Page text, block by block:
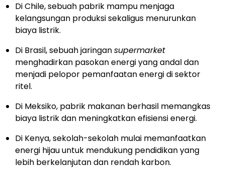
Di Chile, sebuah pabrik mampu menjaga
kelangsungan produksi sekaligus menurunkan
biaya listrik.
Di Brasil, sebuah jaringansupermarket
menghadirkan pasokan energi yang andal dan
menjadi pelopor pemanfaatan energi di sektor
ritel.
Di Meksiko, pabrik makanan berhasil memangkas
biaya listrik dan meningkatkan efisiensi energi.
Di Kenya, sekolah-sekolah mulai memanfaatkan
energi hijau untuk mendukung pendidikan yang
lebih berkelanjutan dan rendah karbon.